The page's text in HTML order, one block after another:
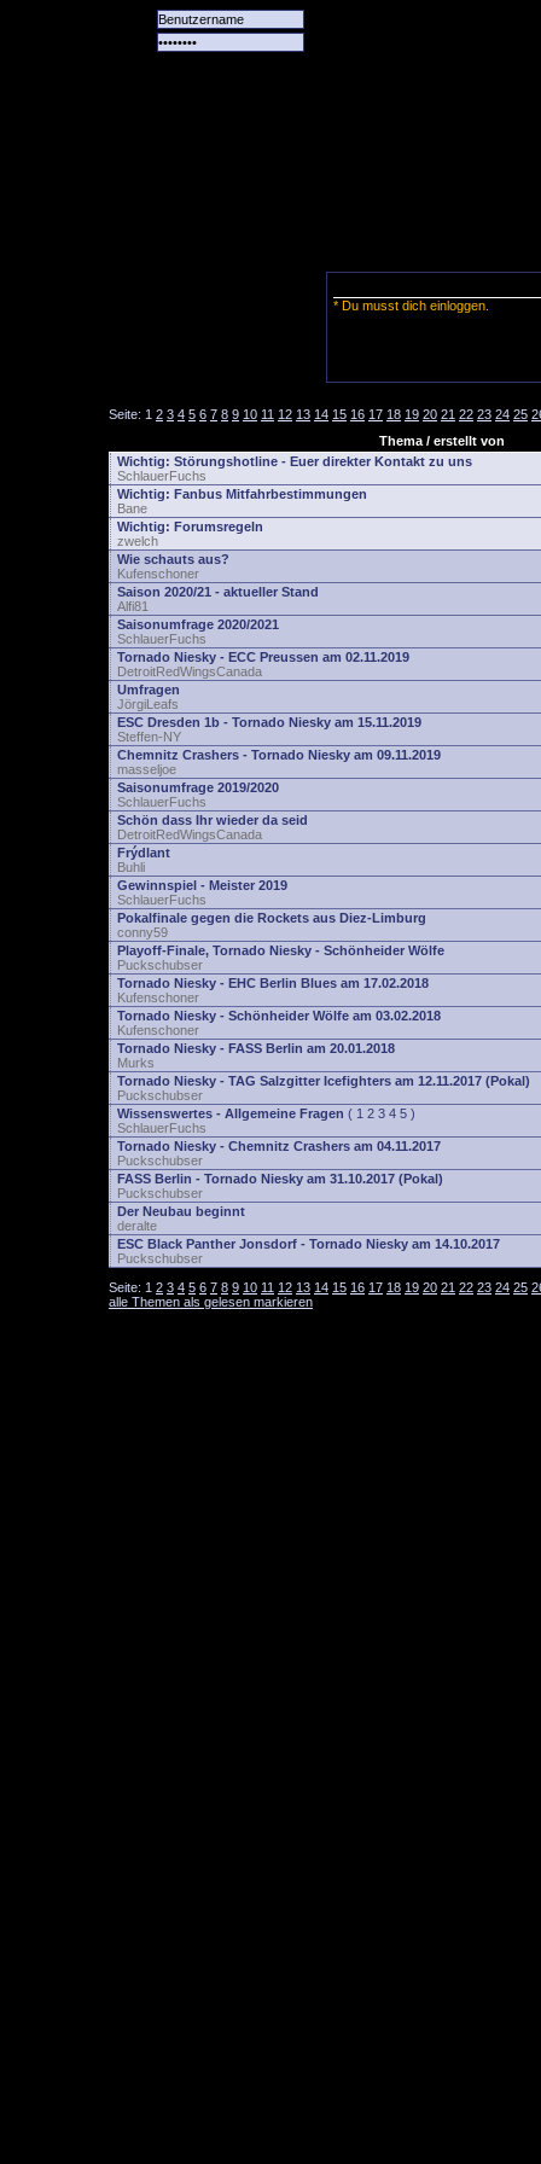
* Du musst dich einloggen.
Seite: 1 2 3 4 5 6 7 8 9 10 11 12 13 14 15 16 17 18 19 20 21 22 23 24 25
Thema / erstellt von
Wichtig: Störungshotline - Euer direkter Kontakt zu uns
SchlauerFuchs
Wichtig: Fanbus Mitfahrbestimmungen
Bane
Wichtig: Forumsregeln
zwelch
Wie schauts aus?
Kufenschoner
Saison 2020/21 - aktueller Stand
Alfi81
Saisonumfrage 2020/2021
SchlauerFuchs
Tornado Niesky - ECC Preussen am 02.11.2019
DetroitRedWingsCanada
Umfragen
JörgiLeafs
ESC Dresden 1b - Tornado Niesky am 15.11.2019
Steffen-NY
Chemnitz Crashers - Tornado Niesky am 09.11.2019
masseljoe
Saisonumfrage 2019/2020
SchlauerFuchs
Schön dass Ihr wieder da seid
DetroitRedWingsCanada
Frýdlant
Buhli
Gewinnspiel - Meister 2019
SchlauerFuchs
Pokalfinale gegen die Rockets aus Diez-Limburg
conny59
Playoff-Finale, Tornado Niesky - Schönheider Wölfe
Puckschubser
Tornado Niesky - EHC Berlin Blues am 17.02.2018
Kufenschoner
Tornado Niesky - Schönheider Wölfe am 03.02.2018
Kufenschoner
Tornado Niesky - FASS Berlin am 20.01.2018
Murks
Tornado Niesky - TAG Salzgitter Icefighters am 12.11.2017 (Pokal)
Puckschubser
Wissenswertes - Allgemeine Fragen ( 1 2 3 4 5 )
SchlauerFuchs
Tornado Niesky - Chemnitz Crashers am 04.11.2017
Puckschubser
FASS Berlin - Tornado Niesky am 31.10.2017 (Pokal)
Puckschubser
Der Neubau beginnt
deralte
ESC Black Panther Jonsdorf - Tornado Niesky am 14.10.2017
Puckschubser
Seite: 1 2 3 4 5 6 7 8 9 10 11 12 13 14 15 16 17 18 19 20 21 22 23 24 25
alle Themen als gelesen markieren